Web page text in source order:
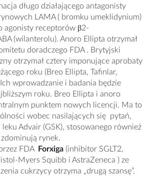
długo działającego antagonisty
LAMA ( bromku umeklidynium)
agonisty receptorów β2-
(wilanterolu). Anoro Ellipta otrzymał
doradczego FDA . Brytyjski
otrzymał cztery imponujące aprobaty
roku (Breo Ellipta, Tafinlar,
wprowadzanie i badania będzie
roku. Breo Ellipta i anoro
punktem nowych licencji. Ma to
wobec nasilających się pytań,
Advair (GSK), stosowanego również
rynek.
FDA
Forxiga (inhibitor SGLT2,
Myers Squibb i AstraZeneca ) ze
cukrzycy otrzyma „drugą szansę”.